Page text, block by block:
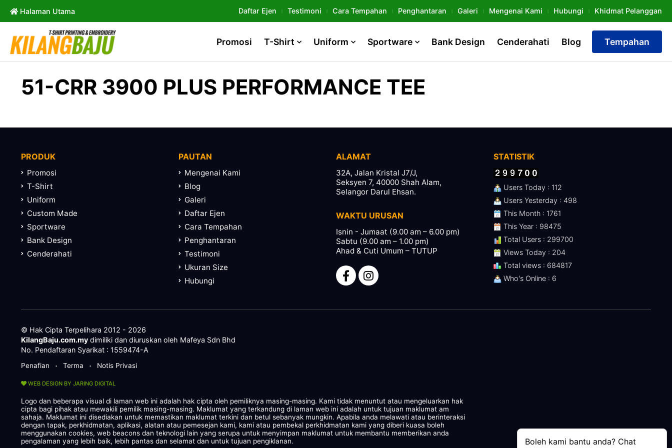
Halaman Utama Daftar Ejen Testimoni Cara Tempahan Penghantaran Galeri Mengenai Kami Hubungi Khidmat Pelanggan
Promosi T-Shirt Uniform Sportware Bank Design Cenderahati Blog Tempahan
51-CRR 3900 PLUS PERFORMANCE TEE
PRODUK
Promosi
T-Shirt
Uniform
Custom Made
Sportware
Bank Design
Cenderahati
PAUTAN
Mengenai Kami
Blog
Galeri
Daftar Ejen
Cara Tempahan
Penghantaran
Testimoni
Ukuran Size
Hubungi
ALAMAT
32A, Jalan Kristal J7/J,
Seksyen 7, 40000 Shah Alam,
Selangor Darul Ehsan.
WAKTU URUSAN
Isnin - Jumaat (9.00 am – 6.00 pm)
Sabtu (9.00 am – 1.00 pm)
Ahad & Cuti Umum – TUTUP
STATISTIK
Users Today : 112
Users Yesterday : 498
This Month : 1761
This Year : 98475
Total Users : 299700
Views Today : 204
Total views : 684817
Who's Online : 6
© Hak Cipta Terpelihara 2012 - 2026
KilangBaju.com.my dimiliki dan diuruskan oleh Mafeya Sdn Bhd
No. Pendaftaran Syarikat : 1559474-A
Penafian • Terma • Notis Privasi
WEB DESIGN BY JARING DIGITAL
Logo dan beberapa visual di laman web ini adalah hak cipta oleh pemiliknya masing-masing. Kami tidak menuntut atau mengeluarkan hak
cipta bagi pihak atau mewakili pemilik masing-masing. Maklumat yang terkandung di laman web ini adalah untuk tujuan maklumat am
sahaja. Maklumat ini disediakan untuk memastikan maklumat terkini dan betul sebanyak mungkin. Apabila anda melawati atau berinteraksi
dengan tapak, perkhidmatan, aplikasi, alatan atau pemesejan kami, kami atau pembekal perkhidmatan kami yang diberi kuasa boleh
menggunakan cookies, web beacons dan teknologi lain yang serupa untuk menyimpan maklumat untuk membantu memberikan anda
pengalaman yang lebih baik, lebih pantas dan selamat dan untuk tujuan pengiklanan.
Boleh kami bantu anda? Chat